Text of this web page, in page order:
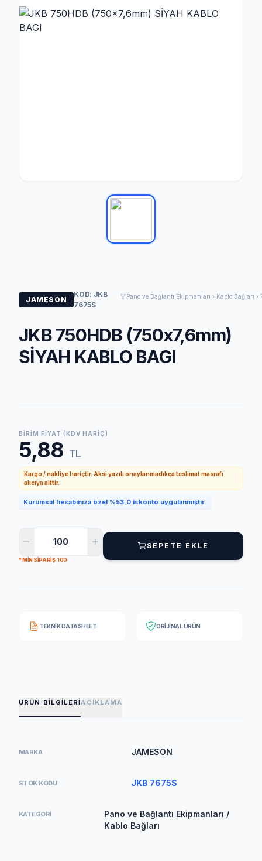
JAMESON
KOD: JKB
7675S
Pano ve Bağlantı Ekipmanları › Kablo Bağları ›
JKB 750HDB (750x7,6mm)
SİYAH KABLO BAGI
BIRIM FIYAT (KDV HARIÇ)
5,88 TL
Kargo / nakliye hariçtir. Aksi yazılı onaylanmadıkça teslimat masrafı
alıcıya aittir.
Kurumsal hesabınıza özel %53,0 iskonto uygulanmıştır.
* MIN SIPARIŞ: 100
SEPETE EKLE
TEKNIK DATASHEET ORIJINAL ÜRÜN
ÜRÜN BILGILERIAÇIKLAMA
MARKA JAMESON
STOK KODU JKB 7675S
KATEGORI
Pano ve Bağlantı Ekipmanları /
Kablo Bağları